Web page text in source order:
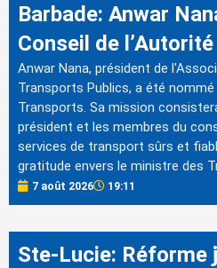
Barbade: Anwar
Conseil de
Anwar Nana, président de
Transports Publics, a été
Transports. Sa mission
président et les membres du
services de transport sûrs et
gratitude envers le ministre des
7 août 2026 19:11
Ste-Lucie: Réforme